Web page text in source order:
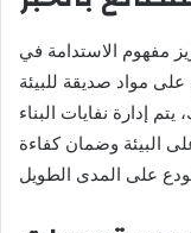
مفهوم الاستدامة في
على مواد صديقة للبيئة
إدارة نفايات البناء
البيئة وضمان كفاءة